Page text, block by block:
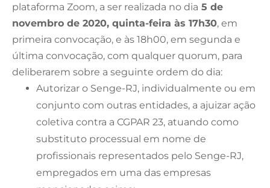
plataforma Zoom, a ser realizada no dia 5 de
novembro de 2020, quinta-feira às 17h30, em
primeira convocação, e às 18h00, em segunda e
última convocação, com qualquer quorum, para
deliberarem sobre a seguinte ordem do dia:
Autorizar o Senge-RJ, individualmente ou em
conjunto com outras entidades, a ajuizar ação
coletiva contra a CGPAR 23, atuando como
substituto processual em nome de
profissionais representados pelo Senge-RJ,
empregados em uma das empresas